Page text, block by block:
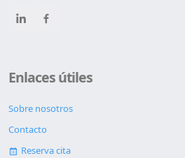
Enlaces útiles
Sobre nosotros
Contacto
Reserva cita